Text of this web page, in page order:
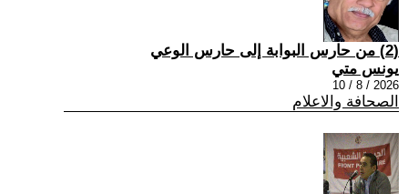
(2) من حارس البوابة إلى حارس الوعي
يونس متي
2026 / 8 / 10
الصحافة والاعلام